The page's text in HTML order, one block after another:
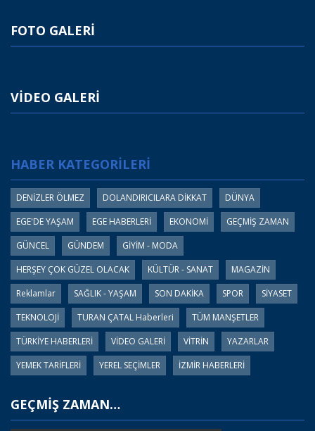
FOTO GALERİ
VİDEO GALERİ
HABER KATEGORİLERİ
DENİZLER ÖLMEZ DOLANDIRICILARA DİKKAT
DÜNYA
EGE'DE YAŞAM
EGE HABERLERİ EKONOMİ
GEÇMİŞ ZAMAN
GÜNCEL
GÜNDEM
GİYİM - MODA
HERŞEY ÇOK GÜZEL OLACAK
KÜLTÜR - SANAT
MAGAZİN
Reklamlar
SAĞLIK - YAŞAM SON DAKİKA SPOR
SİYASET
TEKNOLOJİ
TURAN ÇATAL Haberleri
TÜM MANŞETLER
TÜRKİYE HABERLERİ
VİDEO GALERİ VİTRİN
YAZARLAR
YEMEK TARİFLERİ
YEREL SEÇİMLER İZMİR HABERLERİ
GEÇMİŞ ZAMAN…